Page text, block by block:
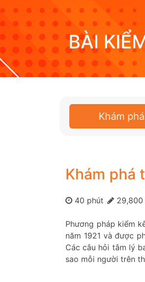
BÀI
Khám
Khám phá
40 phút 29,800
Phương pháp kiểm
năm 1921 và được
Các câu hỏi tâm lý
sao mỗi người trên